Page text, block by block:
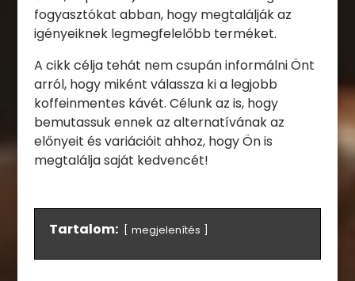
fogyasztókat abban, hogy megtalálják az
igényeiknek legmegfelelőbb terméket.
A cikk célja tehát nem csupán informálni Önt
arról, hogy miként válassza ki a legjobb
koffeinmentes kávét. Célunk az is, hogy
bemutassuk ennek az alternatívának az
előnyeit és variációit ahhoz, hogy Ön is
megtalálja saját kedvencét!
Tartalom: megjelenítés